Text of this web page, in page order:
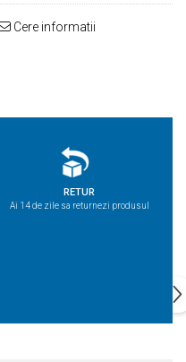
Cere informatii
RETUR
Ai 14 de zile sa returnezi produsul